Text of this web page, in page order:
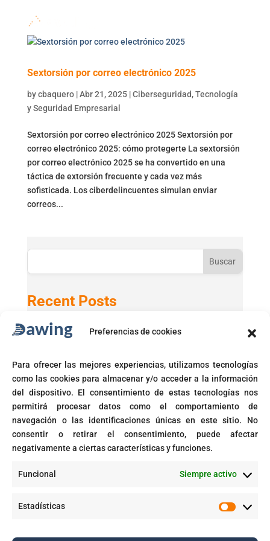
Preferencias de cookies
Para ofrecer las mejores experiencias, utilizamos tecnologías
como las cookies para almacenar y/o acceder a la información
del dispositivo. El consentimiento de estas tecnologías nos
permitirá procesar datos como el comportamiento de
navegación o las identificaciones únicas en este sitio. No
consentir o retirar el consentimiento, puede afectar
negativamente a ciertas características y funciones.
Funcional Siempre activo
Estadísticas
Sextorsión por correo electrónico 2025
bycbaquero|Abr 21, 2025|Ciberseguridad,Tecnología
y Seguridad Empresarial
Sextorsión por correo electrónico 2025 Sextorsión por
correo electrónico 2025: cómo protegerte La sextorsión
por correo electrónico 2025 se ha convertido en una
táctica de extorsión frecuente y cada vez más
sofisticada. Los ciberdelincuentes simulan enviar
correos...
Buscar
Recent Posts
Active Directory 2025 con Windows 11 24H2
Microsoft activará automáticamente políticas de acceso
condicional
Fin del soporte para Windows 10
Corte prohíbe Zero Rating en Colombia
Recent Comments
GPT-5 en Microsoft 365 Copilot - Dawingen